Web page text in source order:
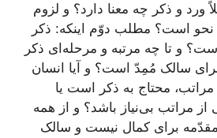
ورد و ذکر چه معنا دارد؟ و لزوم
نحو است؟ مطلب دوّم اینکه: ذکر
و تا چه مرتبه و مرحله‌ای ذکر
سالک مُمِدّ است؟ و آیا انسان
محتاج به ذکر است یا
مراتب بی‌نیاز باشد؟ و از همه
مقدّمه برای کمال نیست و سالک